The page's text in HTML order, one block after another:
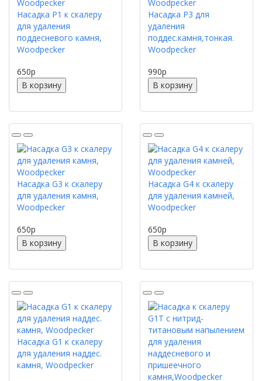
Насадка P1 к скалеру
для удаления
поддесневого камня,
Woodpecker
650p
В корзину
Насадка P3 для
удаления
поддес.камня,тонкая.
Woodpecker
990p
В корзину
Насадка G3 к скалеру
для удаления камня,
Woodpecker
650p
В корзину
Насадка G4 к скалеру
для удаления камней,
Woodpecker
650p
В корзину
Насадка G1 к скалеру
для удаления наддес.
камня, Woodpecker